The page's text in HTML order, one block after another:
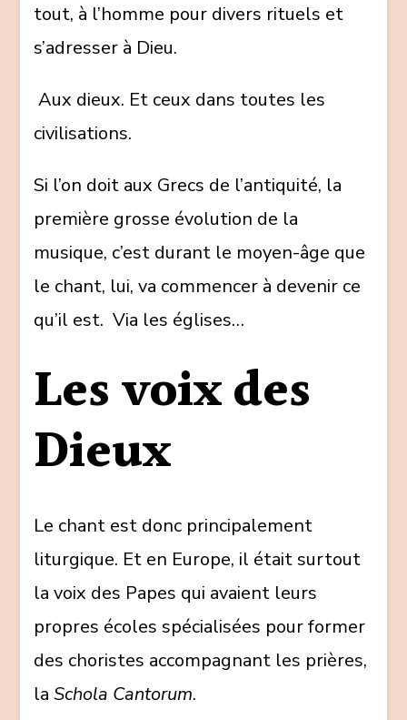
tout, à l’homme pour divers rituels et
s’adresser à Dieu.
Aux dieux. Et ceux dans toutes les
civilisations.
Si l’on doit aux Grecs de l’antiquité, la
première grosse évolution de la
musique, c’est durant le moyen-âge que
le chant, lui, va commencer à devenir ce
qu’il est. Via les églises…
Les voix des
Dieux
Le chant est donc principalement
liturgique. Et en Europe, il était surtout
la voix des Papes qui avaient leurs
propres écoles spécialisées pour former
des choristes accompagnant les prières,
laSchola Cantorum.